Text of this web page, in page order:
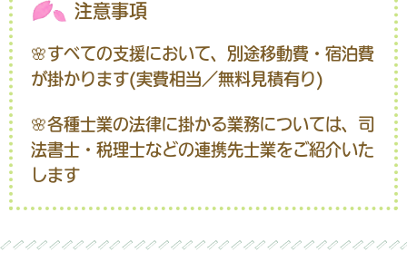
注意事項
🌸すべての支援において、別途移動費・宿泊費
が掛かります(実費相当／無料見積有り)
🌸各種士業の法律に掛かる業務については、司
法書士・税理士などの連携先士業をご紹介いた
します